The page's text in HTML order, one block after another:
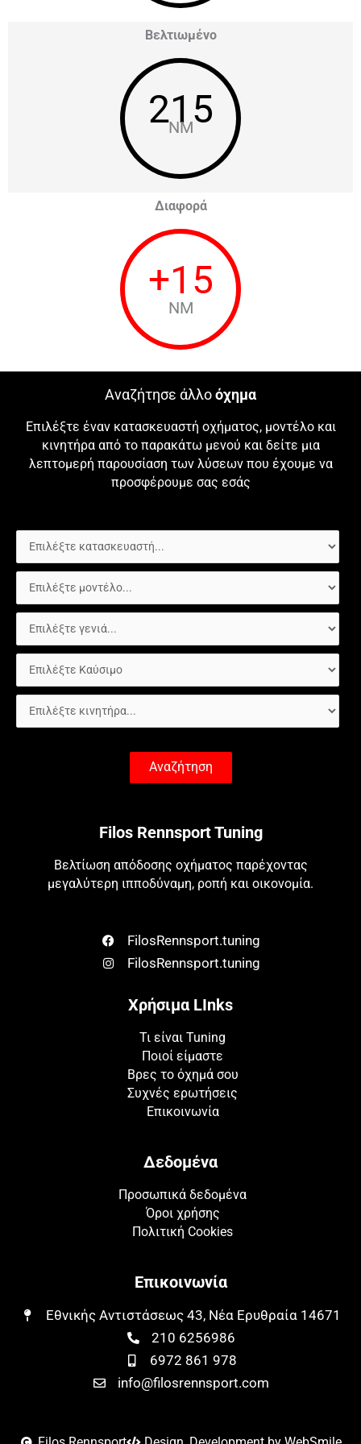
Βελτιωμένο
215
NM
Διαφορά
+15
NM
Αναζήτησε άλλοόχημα
Επιλέξτε έναν κατασκευαστή οχήματος, μοντέλο και
κινητήρα από το παρακάτω μενού και δείτε μια
λεπτομερή παρουσίαση των λύσεων που έχουμε να
προσφέρουμε σας εσάς
Αναζήτηση
Filos Rennsport Tuning
Βελτίωση απόδοσης οχήματος παρέχοντας
μεγαλύτερη ιπποδύναμη, ροπή και οικονομία.
FilosRennsport.tuning
FilosRennsport.tuning
Χρήσιμα LInks
Τι είναι Tuning
Ποιοί είμαστε
Βρες το όχημά σου
Συχνές ερωτήσεις
Επικοινωνία
Δεδομένα
Προσωπικά δεδομένα
Όροι χρήσης
Πολιτική Cookies
Επικοινωνία
Εθνικής Αντιστάσεως 43, Νέα Ερυθραία 14671​​
210 6256986
6972 861 978
info@filosrennsport.com